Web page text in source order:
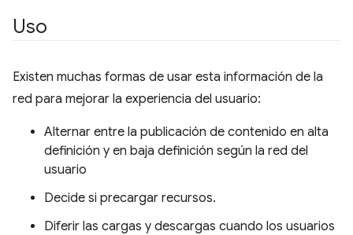
Uso
Existen muchas formas de usar esta información de la
red para mejorar la experiencia del usuario:
Alternar entre la publicación de contenido en alta
definición y en baja definición según la red del
usuario
Decide si precargar recursos.
Diferir las cargas y descargas cuando los usuarios